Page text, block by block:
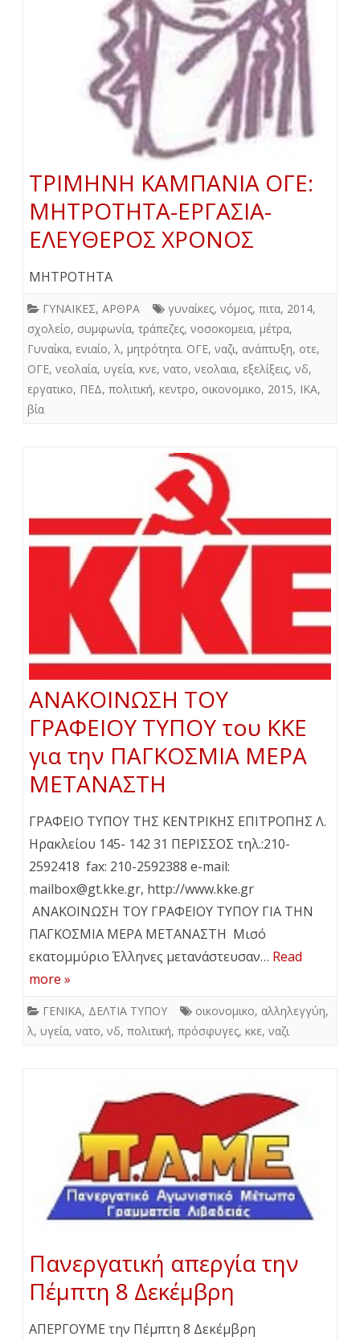
ΤΡΙΜΗΝΗ ΚΑΜΠΑΝΙΑ ΟΓΕ:
ΜΗΤΡΟΤΗΤΑ-ΕΡΓΑΣΙΑ-
ΕΛΕΥΘΕΡΟΣ ΧΡΟΝΟΣ
ΜΗΤΡΟΤΗΤΑ
ΓΥΝΑΙΚΕΣ, ΑΡΘΡΑ γυναίκες, νόμος, πιτα, 2014,
σχολείο, συμφωνία, τράπεζες, νοσοκομεια, μέτρα,
Γυναίκα, ενιαίο, λ, μητρότητα. ΟΓΕ, ναζι, ανάπτυξη, οτε,
ΟΓΕ, νεολαία, υγεία, κνε, νατο, νεολαια, εξελίξεις, νδ,
εργατικο, ΠΕΔ, πολιτική, κεντρο, οικονομικο, 2015, ΙΚΑ,
βία
ΑΝΑΚΟΙΝΩΣΗ ΤΟΥ
ΓΡΑΦΕΙΟΥ ΤΥΠΟΥ του ΚΚΕ
για την ΠΑΓΚΟΣΜΙΑ ΜΕΡΑ
ΜΕΤΑΝΑΣΤΗ
ΓΡΑΦΕΙΟ ΤΥΠΟΥ ΤΗΣ ΚΕΝΤΡΙΚΗΣ ΕΠΙΤΡΟΠΗΣ Λ.
Ηρακλείου 145- 142 31 ΠΕΡΙΣΣΟΣ τηλ.:210-
2592418 fax: 210-2592388 e-mail:
mailbox@gt.kke.gr, http://www.kke.gr
ΑΝΑΚΟΙΝΩΣΗ ΤΟΥ ΓΡΑΦΕΙΟΥ ΤΥΠΟΥ ΓΙΑ ΤΗΝ
ΠΑΓΚΟΣΜΙΑ ΜΕΡΑ ΜΕΤΑΝΑΣΤΗ Μισό
εκατομμύριο Έλληνες μετανάστευσαν… Read
more »
ΓΕΝΙΚΑ, ΔΕΛΤΙΑ ΤΥΠΟΥ οικονομικο, αλληλεγγύη,
λ, υγεία, νατο, νδ, πολιτική, πρόσφυγες, κκε, ναζι
Πανεργατική απεργία την
Πέμπτη 8 Δεκέμβρη
ΑΠΕΡΓΟΥΜΕ την Πέμπτη 8 Δεκέμβρη